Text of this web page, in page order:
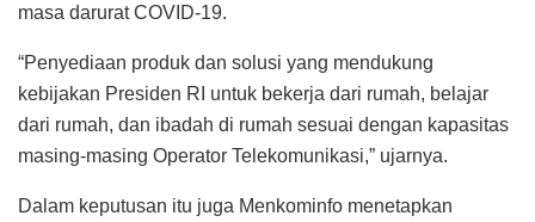
masa darurat COVID-19.
“Penyediaan produk dan solusi yang mendukung
kebijakan Presiden RI untuk bekerja dari rumah, belajar
dari rumah, dan ibadah di rumah sesuai dengan kapasitas
masing-masing Operator Telekomunikasi,” ujarnya.
Dalam keputusan itu juga Menkominfo menetapkan